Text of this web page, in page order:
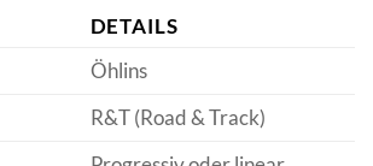
DETAILS
Öhlins
R&T (Road & Track)